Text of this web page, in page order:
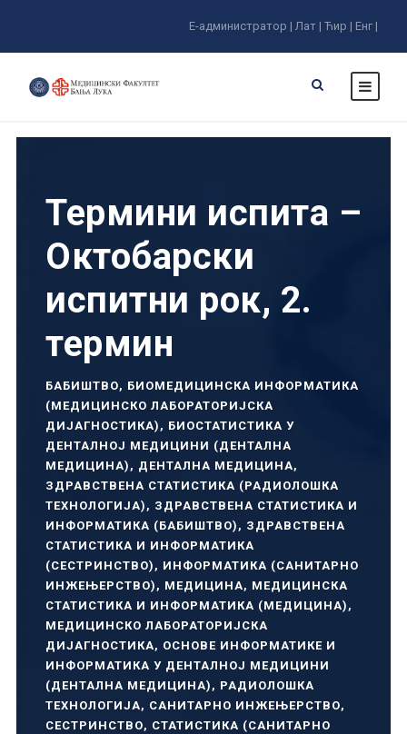
Е-администратор | Лат | Ћир | Енг |
Термини испита –
Октобарски
испитни рок, 2.
термин
БАБИШТВО, БИОМЕДИЦИНСКА ИНФОРМАТИКА
(МЕДИЦИНСКО ЛАБОРАТОРИЈСКА
ДИЈАГНОСТИКА) , БИОСТАТИСТИКА У
ДЕНТАЛНОЈ МЕДИЦИНИ (ДЕНТАЛНА
МЕДИЦИНА) , ДЕНТАЛНА МЕДИЦИНА,
ЗДРАВСТВЕНА СТАТИСТИКА (РАДИОЛОШКА
ТЕХНОЛОГИЈА) , ЗДРАВСТВЕНА СТАТИСТИКА И
ИНФОРМАТИКА (БАБИШТВО) , ЗДРАВСТВЕНА
СТАТИСТИКА И ИНФОРМАТИКА
(СЕСТРИНСТВО) , ИНФОРМАТИКА (САНИТАРНО
ИНЖЕЊЕРСТВО) , МЕДИЦИНА, МЕДИЦИНСКА
СТАТИСТИКА И ИНФОРМАТИКА (МЕДИЦИНА) ,
МЕДИЦИНСКО ЛАБОРАТОРИЈСКА
ДИЈАГНОСТИКА, ОСНОВЕ ИНФОРМАТИКЕ И
ИНФОРМАТИКА У ДЕНТАЛНОЈ МЕДИЦИНИ
(ДЕНТАЛНА МЕДИЦИНА) , РАДИОЛОШКА
ТЕХНОЛОГИЈА, САНИТАРНО ИНЖЕЊЕРСТВО,
СЕСТРИНСТВО, СТАТИСТИКА (САНИТАРНО